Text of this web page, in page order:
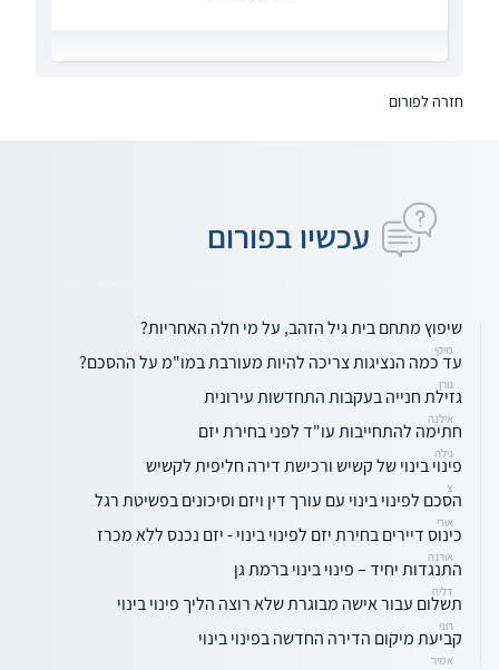
חזרה לפורום
עכשיו בפורום
שיפוץ מתחם בית גיל הזהב, על מי חלה האחריות?
מיקי
עד כמה הנציגות צריכה להיות מעורבת במו"מ על ההסכם?
גורן
גזילת חנייה בעקבות התחדשות עירונית
אילנה
חתימה להתחייבות עו"ד לפני בחירת יזם
גילה
פינוי בינוי של קשיש ורכישת דירה חליפית לקשיש
צ
הסכם לפינוי בינוי עם עורך דין ויזם וסיכונים בפשיטת רגל
אורי
כינוס דיירים בחירת יזם לפינוי בינוי - יזם נכנס ללא מכרז
אורנה
התנגדות יחיד – פינוי בינוי ברמת גן
דליה
תשלום עבור אישה מבוגרת שלא רוצה הליך פינוי בינוי
רוני
קביעת מיקום הדירה החדשה בפינוי בינוי
אמיר